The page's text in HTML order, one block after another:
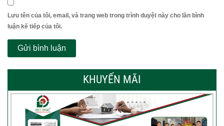
Lưu tên của tôi, email, và trang web trong trình duyệt này cho lần bình
luận kế tiếp của tôi.
KHUYẾN MÃI